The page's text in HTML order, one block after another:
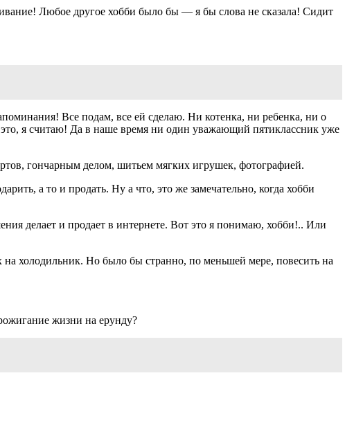
Любое другое хобби было бы — я бы слова не сказала! Сидит
Все подам, все ей сделаю. Ни котенка, ни ребенка, ни о
это, я считаю! Да в наше время ни один уважающий пятиклассник уже
гончарным делом, шитьем мягких игрушек, фотографией.
а то и продать. Ну а что, это же замечательно, когда хобби
делает и продает в интернете. Вот это я понимаю, хобби!.. Или
холодильник. Но было бы странно, по меньшей мере, повесить на
жизни на ерунду?